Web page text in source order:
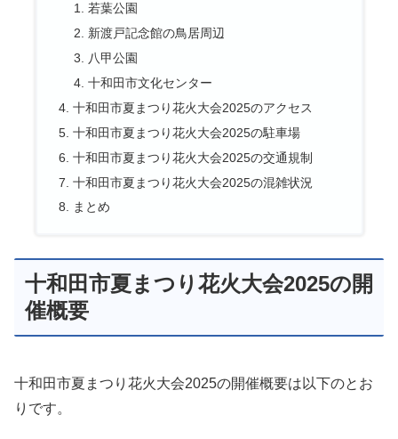
若葉公園
新渡戸記念館の鳥居周辺
八甲公園
十和田市文化センター
十和田市夏まつり花火大会2025のアクセス
十和田市夏まつり花火大会2025の駐車場
十和田市夏まつり花火大会2025の交通規制
十和田市夏まつり花火大会2025の混雑状況
まとめ
十和田市夏まつり花火大会2025の開
催概要
十和田市夏まつり花火大会2025の開催概要は以下のとお
りです。